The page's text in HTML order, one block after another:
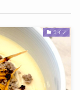
ライフ